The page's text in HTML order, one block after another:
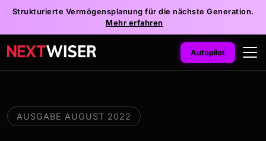
Strukturierte Vermögensplanung für die nächste Generation.
Mehr erfahren
Autopilot
AUSGABE AUGUST 2022